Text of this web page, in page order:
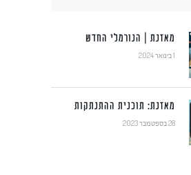
מאזנת | הנורמלי החדש
1 בינואר 2024
מאזנת: תוכנית ההתנתקות
28 בספטמבר 2023